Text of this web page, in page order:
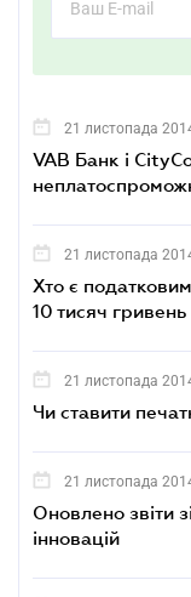
21 листопада
VAB Банк і
21 листопада
Хто є
10 тисяч
21 листопада
Чи ставити
21 листопада
Оновлено звіти
інновацій